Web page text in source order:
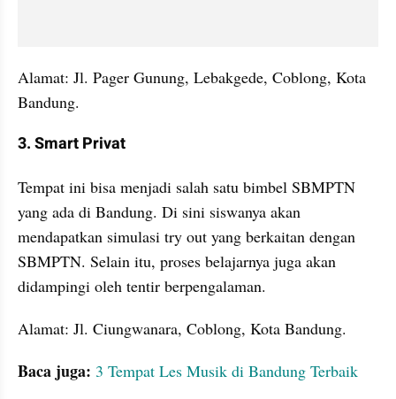
Alamat: Jl. Pager Gunung, Lebakgede, Coblong, Kota
Bandung.
3. Smart Privat
Tempat ini bisa menjadi salah satu bimbel SBMPTN
yang ada di Bandung. Di sini siswanya akan
mendapatkan simulasi try out yang berkaitan dengan
SBMPTN. Selain itu, proses belajarnya juga akan
didampingi oleh tentir berpengalaman.
Alamat: Jl. Ciungwanara, Coblong, Kota Bandung.
Baca juga: 3 Tempat Les Musik di Bandung Terbaik